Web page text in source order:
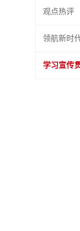
观点热评
领航新时
学习宣传